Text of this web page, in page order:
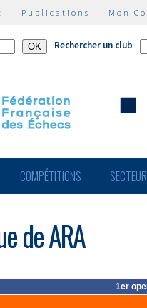
| Publications | Mon
Rechercher un club
COMPÉTITIONS
de ARA
1er